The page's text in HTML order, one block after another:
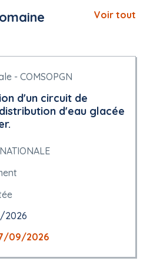
Voir tout
- COMSOPGN
d'un circuit de
d'eau glacée
2026
09/2026